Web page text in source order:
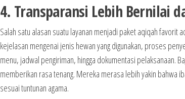
4. Transparansi Lebih Bernilai
Salah satu alasan suatu layanan menjadi paket aqiqah favorit
kejelasan mengenai jenis hewan yang digunakan, proses
menu, jadwal pengiriman, hingga dokumentasi pelaksanaan.
memberikan rasa tenang. Mereka merasa lebih yakin bahwa
sesuai tuntunan agama.